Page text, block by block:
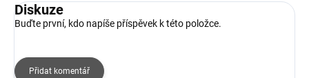
Diskuze
Buďte první, kdo napíše příspěvek k této položce.
Přidat komentář